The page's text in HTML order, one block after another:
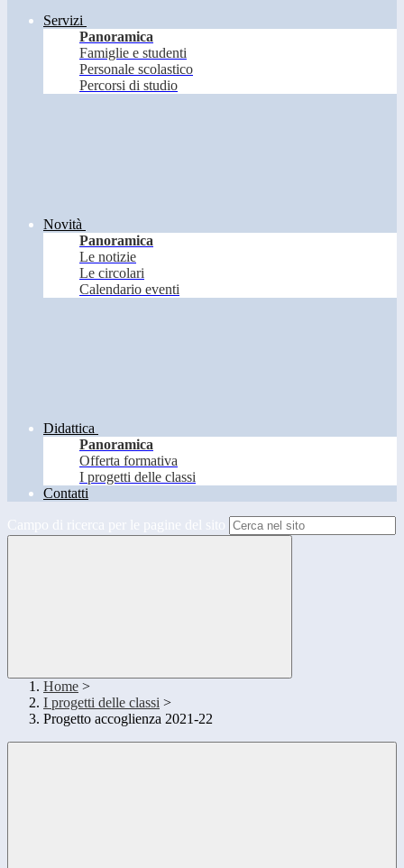
Servizi
Panoramica
Famiglie e studenti
Personale scolastico
Percorsi di studio
Novità
Panoramica
Le notizie
Le circolari
Calendario eventi
Didattica
Panoramica
Offerta formativa
I progetti delle classi
Contatti
Campo di ricerca per le pagine del sito
Home >
I progetti delle classi >
Progetto accoglienza 2021-22